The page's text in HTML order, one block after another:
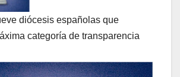
diócesis españolas que
categoría de transparencia